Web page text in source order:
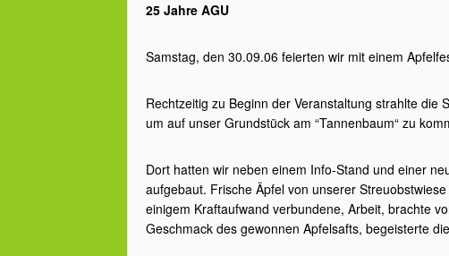
25 Jahre AGU
Samstag, den 30.09.06 feierten wir mit einem
Rechtzeitig zu Beginn der Veranstaltung strahlte
um auf unser Grundstück am “Tannenbaum“ zu
Dort hatten wir neben einem Info-Stand und einer
aufgebaut. Frische Äpfel von unserer
einigem Kraftaufwand verbundene, Arbeit, brachte
Geschmack des gewonnen Apfelsafts, begeisterte